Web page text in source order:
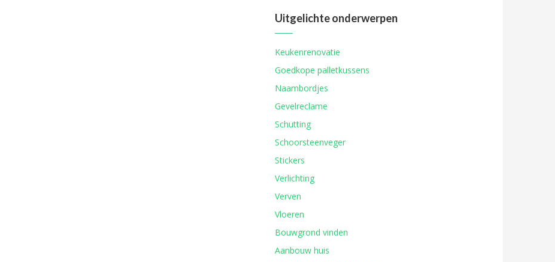
Uitgelichte onderwerpen
Keukenrenovatie
Goedkope palletkussens
Naambordjes
Gevelreclame
Schutting
Schoorsteenveger
Stickers
Verlichting
Verven
Vloeren
Bouwgrond vinden
Aanbouw huis